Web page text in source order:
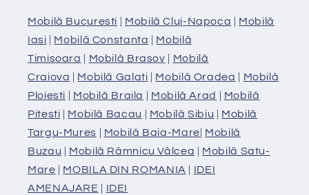
Mobilă Bucuresti | Mobilă Cluj-Napoca | Mobilă
Iasi | Mobilă Constanta | Mobilă
Timisoara | Mobilă Brasov | Mobilă
Craiova | Mobilă Galati | Mobilă Oradea | Mobilă
Ploiesti | Mobilă Braila | Mobilă Arad | Mobilă
Pitesti | Mobilă Bacau | Mobilă Sibiu | Mobilă
Targu-Mures | Mobilă Baia-Mare| Mobilă
Buzau | Mobilă Râmnicu Vâlcea | Mobilă Satu-
Mare | MOBILA DIN ROMANIA | IDEI
AMENAJARE | IDEI